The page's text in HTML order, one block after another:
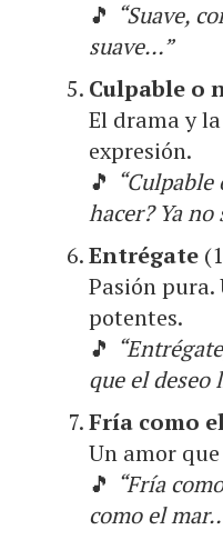
🎵 “Suave,
suave…”
Culpable o
El drama y
expresión.
🎵
hacer? Ya
Entrégate
Pasión pura.
potentes.
🎵
que el deseo
Fría como
Un amor
🎵 “Fría
como el